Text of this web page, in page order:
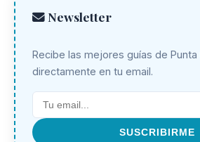
Newsletter
Recibe las mejores guías de Punta
directamente en tu email.
SUSCRIBIRME